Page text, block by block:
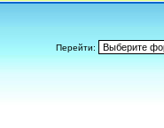
Перейти: